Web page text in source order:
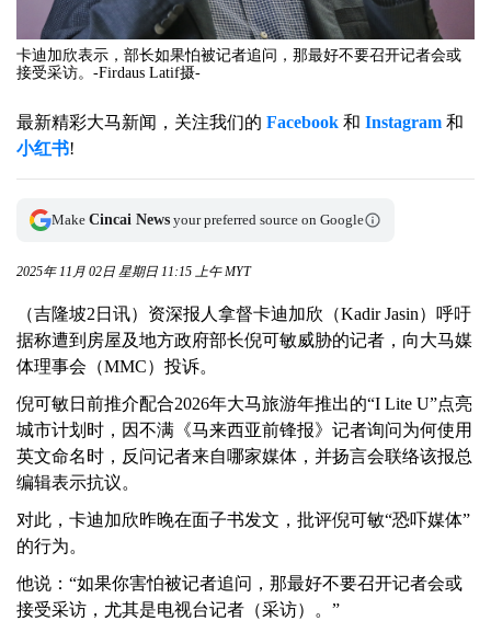
卡迪加欣表示，部长如果怕被记者追问，那最好不要召开记者会或
接受采访。-Firdaus Latif摄-
最新精彩大马新闻，关注我们的 Facebook 和 Instagram 和
小红书!
Make Cincai News your preferred source on Google
2025年 11月 02日 星期日 11:15 上午 MYT
（吉隆坡2日讯）资深报人拿督卡迪加欣（Kadir Jasin）呼吁
据称遭到房屋及地方政府部长倪可敏威胁的记者，向大马媒
体理事会（MMC）投诉。
倪可敏日前推介配合2026年大马旅游年推出的“I Lite U”点亮
城市计划时，因不满《马来西亚前锋报》记者询问为何使用
英文命名时，反问记者来自哪家媒体，并扬言会联络该报总
编辑表示抗议。
对此，卡迪加欣昨晚在面子书发文，批评倪可敏“恐吓媒体”
的行为。
他说：“如果你害怕被记者追问，那最好不要召开记者会或
接受采访，尤其是电视台记者（采访）。”